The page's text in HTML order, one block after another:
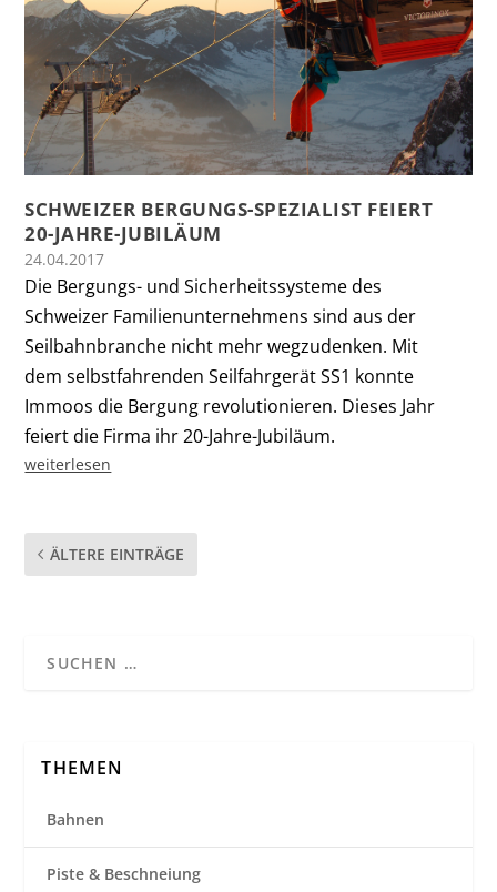
SCHWEIZER BERGUNGS-SPEZIALIST FEIERT
20-JAHRE-JUBILÄUM
24.04.2017
Die Bergungs- und Sicherheitssysteme des
Schweizer Familienunternehmens sind aus der
Seilbahnbranche nicht mehr wegzudenken. Mit
dem selbstfahrenden Seilfahrgerät SS1 konnte
Immoos die Bergung revolutionieren. Dieses Jahr
feiert die Firma ihr 20-Jahre-Jubiläum.
weiterlesen
ÄLTERE EINTRÄGE
THEMEN
Bahnen
Piste & Beschneiung